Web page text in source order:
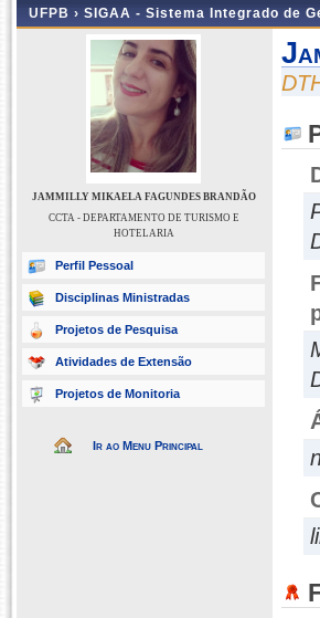
UFPB › SIGAA - Sistema Integrado de
JAMMILLY MIKAELA FAGUNDES BRANDÃO
CCTA - DEPARTAMENTO DE TURISMO E
HOTELARIA
Perfil Pessoal
Disciplinas Ministradas
Projetos de Pesquisa
Atividades de Extensão
Projetos de Monitoria
Ir ao Menu Principal